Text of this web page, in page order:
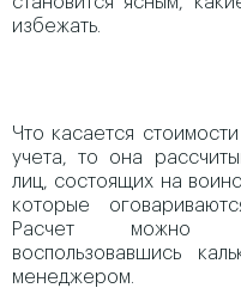
избежать.
Что касается
учета, то она
лиц, состоящих на
которые
Расчет можно
воспользовавшись
менеджером.